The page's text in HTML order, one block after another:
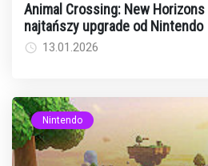
Animal Crossing: New
najtańszy upgrade od Nintendo
13.01.2026
Nintendo